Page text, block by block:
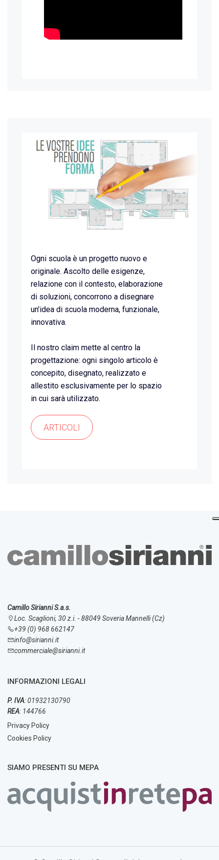
Ogni scuola è un progetto nuovo e
originale. Ascolto delle esigenze,
relazione con il contesto, elaborazione
di soluzioni, concorrono a disegnare
un’idea di scuola moderna, funzionale,
innovativa.
Il nostro claim mette al centro la
progettazione: ogni singolo articolo è
concepito, disegnato, realizzato e
allestito esclusivamente per lo spazio
in cui sarà utilizzato.
ARTICOLI
Camillo Sirianni S.a.s.
Loc. Scaglioni, 30 z.i. - 88049 Soveria Mannelli (Cz)
+39 (0) 968 662147
info@sirianni.it
commerciale@sirianni.it
INFORMAZIONI LEGALI
P. IVA: 01932130790
REA: 144766
Privacy Policy
Cookies Policy
SIAMO PRESENTI SU MEPA